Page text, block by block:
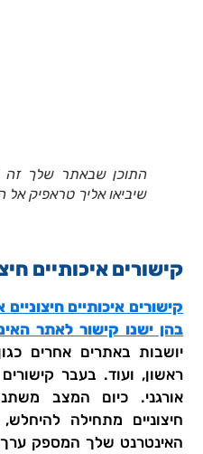
התוכן שבאתר שלך זה
שיביאו אליך טראפיק אל
קישורים איכותיים
בהן ישנו קישור לאתר
יושבות באתרים אחרים
ראשון, ועוד. בעבר קישורים
אורגני. כיום המצב
חיצוניים מתחילה
האינטרנט שלך המספק ערך